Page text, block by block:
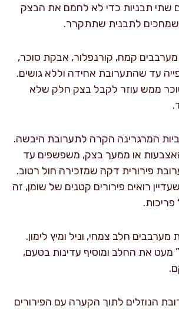
שתי תבניות כדי לא לחמם את הבצק
שמחכים לתבנית שתתקרר.
קמח, קורנפלור, אבקת סוכר,
עד שהתערובת אחידה וללא גושים.
ממש עוזר לקבל בצק חלק שלא
המרגרינה הקרה לתערובת היבשה.
או ממעך בצק, משפשפים עד
פירורית דקה שמזכירה חול רטוב.
רואים פירורים קטנים של שומן, זה
חלב צמחי, וניל ומיץ לימון.
מעט את החלב ומוסיף עדינות בטעם,
הנוזלים לתוך הקערה עם הפירורים